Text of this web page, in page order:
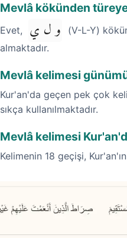
Mevlâ kökünden
Evet, و ل ي
(V-L-Y)
almaktadır.
Mevlâ kelimesi
Kur'an'da geçen pek çok
sıkça kullanılmaktadır.
Mevlâ kelimesi
Kelimenin 18 geçişi,